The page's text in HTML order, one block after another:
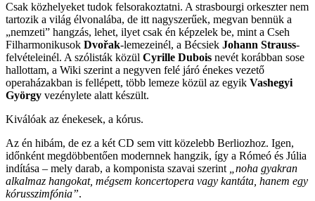
Csak közhelyeket tudok felsorakoztatni. A strasbourgi orkeszter nem
tartozik a világ élvonalába, de itt nagyszerűek, megvan bennük a
„nemzeti” hangzás, lehet, ilyet csak én képzelek be, mint a Cseh
Filharmonikusok Dvořak-lemezeinél, a Bécsiek Johann Strauss-
felvételeinél. A szólisták közül Cyrille Dubois nevét korábban sose
hallottam, a Wiki szerint a negyven felé járó énekes vezető
operaházakban is fellépett, több lemeze közül az egyik Vashegyi
György vezénylete alatt készült.
Kiválóak az énekesek, a kórus.
Az én hibám, de ez a két CD sem vitt közelebb Berliozhoz. Igen,
időnként megdöbbentően modernnek hangzik, így a Rómeó és Júlia
indítása – mely darab, a komponista szavai szerint „noha gyakran
alkalmaz hangokat, mégsem koncertopera vagy kantáta, hanem egy
kórusszimfónia”.